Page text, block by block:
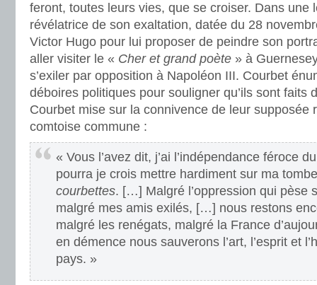
feront, toutes leurs vies, que se croiser. Dans une
révélatrice de son exaltation, datée du 28
Victor Hugo pour lui proposer de peindre son
aller visiter le « Cher et grand poète » à
s’exiler par opposition à Napoléon III. Courbet
déboires politiques pour souligner qu’ils sont faits
Courbet mise sur la connivence de leur supposée
comtoise commune :
« Vous l’avez dit, j’ai l’indépendance féroce
pourra je crois mettre hardiment sur ma
courbettes. […] Malgré l’oppression qui pèse
malgré mes amis exilés, […] nous restons
malgré les renégats, malgré la France
en démence nous sauverons l’art, l’esprit et
pays. »